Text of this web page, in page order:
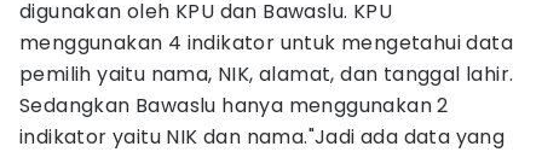
digunakan oleh KPU dan Bawaslu. KPU
menggunakan 4 indikator untuk mengetahui data
pemilih yaitu nama, NIK, alamat, dan tanggal lahir.
Sedangkan Bawaslu hanya menggunakan 2
indikator yaitu NIK dan nama."Jadi ada data yang